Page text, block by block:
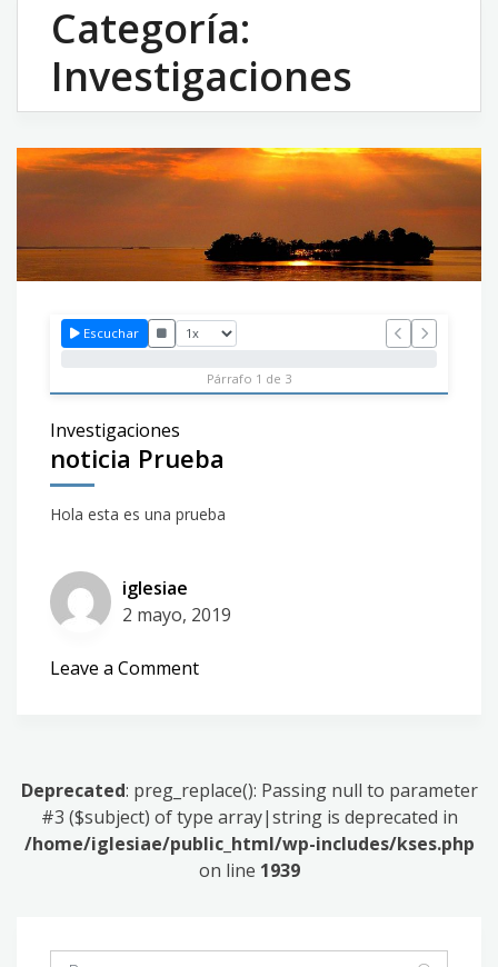
Categoría:
Investigaciones
Escuchar
Párrafo 1 de 3
Investigaciones
noticia Prueba
Hola esta es una prueba
iglesiae
2 mayo, 2019
Leave a Commenton
Deprecated: preg_replace(): Passing null to parameter
#3 ($subject) of type array|string is deprecated in
/home/iglesiae/public_html/wp-includes/kses.php
on line 1939